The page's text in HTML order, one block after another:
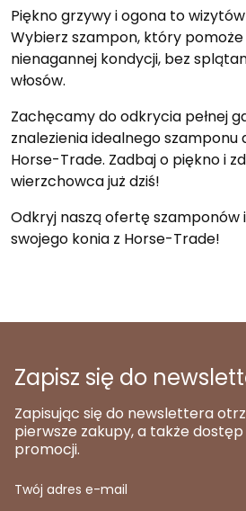
Piękno grzywy i ogona to
Wybierz szampon, który
nienagannej kondycji, bez
włosów.
Zachęcamy do odkrycia pełnej
znalezienia idealnego szamponu
Horse-Trade. Zadbaj o piękno i
wierzchowca już dziś!
Odkryj naszą ofertę szamponów
swojego konia z Horse-Trade!
Zapisz się do
Zapisując się do newslettera
pierwsze zakupy, a także
promocji.
Twój adres e-mail